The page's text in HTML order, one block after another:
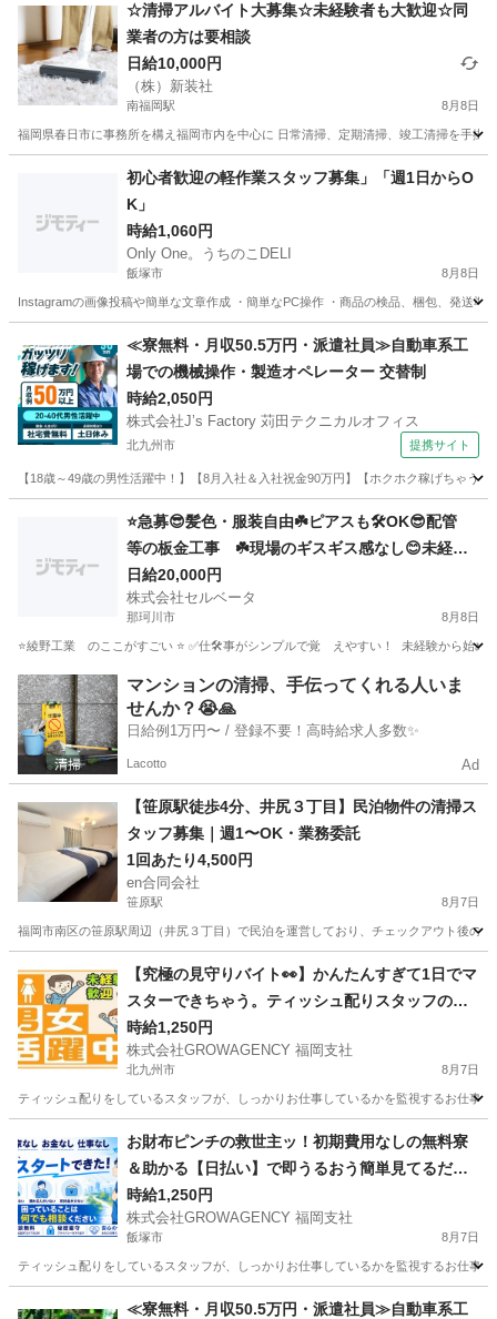
☆清掃アルバイト大募集☆未経験者も大歓迎☆同
業者の方は要相談
日給10,000円
（株）新装社
南福岡駅 8月8日
福岡県春日市に事務所を構え福岡市内を中心に 日常清掃、定期清掃、竣工清掃を手
南福岡駅 清掃 番号
初心者歓迎の軽作業スタッフ募集」「週1日からO
K」
時給1,060円
Only One。うちのこDELI
飯塚市 8月8日
Instagramの画像投稿や簡単な文章作成 ・簡単なPC操作 ・商品の検品、梱包、発送
その他 スタッフ
≪寮無料・月収50.5万円・派遣社員≫自動車系工
場での機械操作・製造オペレーター 交替制
時給2,050円
株式会社J’s Factory 苅田テクニカルオフィス
北九州市 提携サイト
【18歳～49歳の男性活躍中！】【8月入社＆入社祝金90万円】【ホクホク稼げちゃ
その他
⭐️急募😎髪色・服装自由☘️ピアスも🛠️OK😎配管
等の板金工事 ☘️現場のギスギス感なし😊未経験
大歓迎🔰面白い仲間ばかりのシンプル作業⭐️
日給20,000円
株式会社セルベータ
那珂川市 8月8日
⭐綾野工業 のここがすごい ⭐ ✅仕🛠️事がシンプルで覚 えやすい！ 未経験から始
福岡 那珂川市 軽作業 社長
マンションの清掃、手伝ってくれる人いま
せんか？😭🙏
日給例1万円〜 / 登録不要！高時給求人多数✨
Lacotto Ad
【笹原駅徒歩4分、井尻３丁目】民泊物件の清掃ス
タッフ募集｜週1〜OK・業務委託
1回あたり4,500円
en合同会社
笹原駅 8月7日
福岡市南区の笹原駅周辺（井尻３丁目）で民泊を運営しており、チェックアウト後の
笹原駅 清掃 スタッフ
【究極の見守りバイト👀】かんたんすぎて1日でマ
スターできちゃう。ティッシュ配りスタッフの監
視係
時給1,250円
株式会社GROWAGENCY 福岡支社
北九州市 8月7日
ティッシュ配りをしているスタッフが、しっかりお仕事しているかを監視するお仕事
その他 スタッフ
お財布ピンチの救世主ッ！初期費用なしの無料寮
＆助かる【日払い】で即うるおう簡単見てるだけ
ワーク
時給1,250円
株式会社GROWAGENCY 福岡支社
飯塚市 8月7日
ティッシュ配りをしているスタッフが、しっかりお仕事しているかを監視するお仕事
その他 ピンチ
≪寮無料・月収50.5万円・派遣社員≫自動車系工